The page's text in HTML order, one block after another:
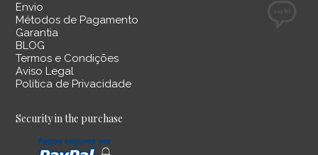
Envio
Métodos de Pagamento
Garantia
BLOG
Termos e Condições
Aviso Legal
Política de Privacidade
Security in the purchase